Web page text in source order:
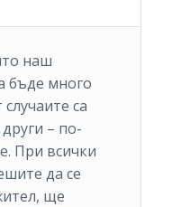
наш
бъде много
са
– по-
При всички
да се
ще